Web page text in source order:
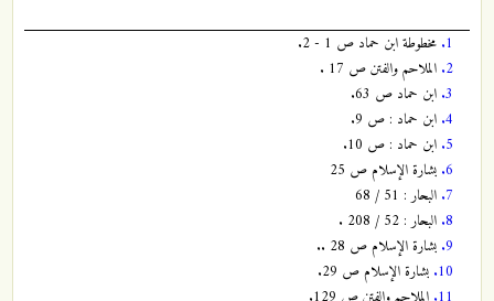
1. مخطوطة ابن حماد ص 1 - 2.
2. الملاحم والفتن ص 17 .
3. ابن حماد ص 63.
4. ابن حماد : ص 9.
5. ابن حماد : ص 10.
6. بشارة الإسلام ص 25
7. البحار : 51 / 68
8. البحار : 52 / 208 .
9. بشارة الإسلام ص 28 ..
10. بشارة الإسلام ص 29.